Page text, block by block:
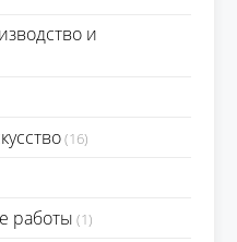
и
(16)
работы (1)